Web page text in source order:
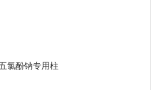
氯酚钠专用柱